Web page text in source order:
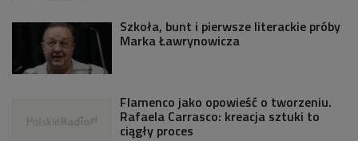
Szkoła, bunt i pierwsze literackie próby
Marka Ławrynowicza
Flamenco jako opowieść o tworzeniu.
Rafaela Carrasco: kreacja sztuki to
ciągły proces